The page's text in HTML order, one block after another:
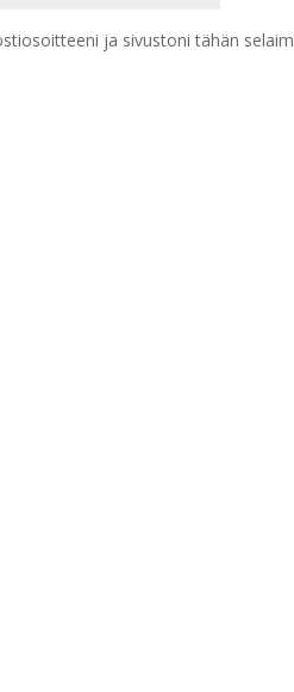
ja sivustoni tähän